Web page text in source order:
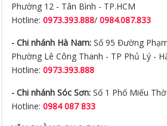
Phường 12 - Tân Bình - TP.HCM
Hotline:0973.393.888/0984.087.833
- Chi nhánh Hà Nam: Số 95 Đường
Phường Lê Công Thanh - TP Phủ Lý -
Hotline:0973.393.888
- Chi nhánh Sóc Sơn: Số 1 Phố Miếu
Hotline:0984 087 833